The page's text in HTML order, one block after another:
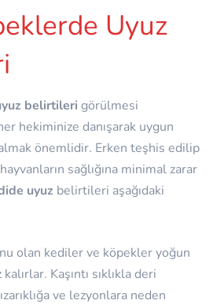
Uyuz
belirtileri görülmesi
hekiminize danışarak uygun
önemlidir. Erken teşhis edilip
sağlığına minimal zarar
uyuz belirtileri aşağıdaki
olan kediler ve köpekler yoğun
Kaşıntı sıklıkla deri
ve lezyonlara neden